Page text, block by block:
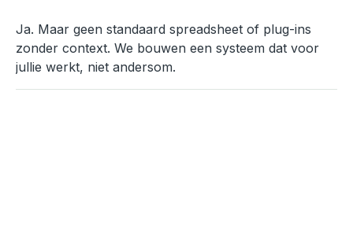
Ja. Maar geen standaard spreadsheet of plug-ins
zonder context. We bouwen een systeem dat voor
jullie werkt, niet andersom.